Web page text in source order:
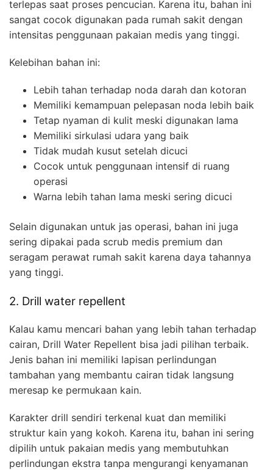
terlepas saat proses pencucian. Karena itu, bahan ini
sangat cocok digunakan pada rumah sakit dengan
intensitas penggunaan pakaian medis yang tinggi.
Kelebihan bahan ini:
Lebih tahan terhadap noda darah dan kotoran
Memiliki kemampuan pelepasan noda lebih baik
Tetap nyaman di kulit meski digunakan lama
Memiliki sirkulasi udara yang baik
Tidak mudah kusut setelah dicuci
Cocok untuk penggunaan intensif di ruang
operasi
Warna lebih tahan lama meski sering dicuci
Selain digunakan untuk jas operasi, bahan ini juga
sering dipakai pada scrub medis premium dan
seragam perawat rumah sakit karena daya tahannya
yang tinggi.
2. Drill water repellent
Kalau kamu mencari bahan yang lebih tahan terhadap
cairan, Drill Water Repellent bisa jadi pilihan terbaik.
Jenis bahan ini memiliki lapisan perlindungan
tambahan yang membantu cairan tidak langsung
meresap ke permukaan kain.
Karakter drill sendiri terkenal kuat dan memiliki
struktur kain yang kokoh. Karena itu, bahan ini sering
dipilih untuk pakaian medis yang membutuhkan
perlindungan ekstra tanpa mengurangi kenyamanan